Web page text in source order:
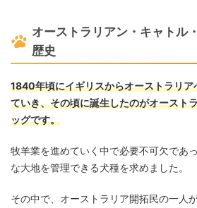
オーストラリアン・キャトル
歴史
1840年頃にイギリスからオーストラリア
ていき、その頃に誕生したのがオースト
ッグです。
牧羊業を進めていく中で必要不可欠であ
な大地を管理できる犬種を求めました。
その中で、オーストラリア開拓民の一人